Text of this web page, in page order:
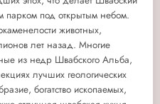
парком под открытым небом.
животных,
лет назад. Многие
из недр Швабского Альба,
лучших геологических
богатство ископаемых,